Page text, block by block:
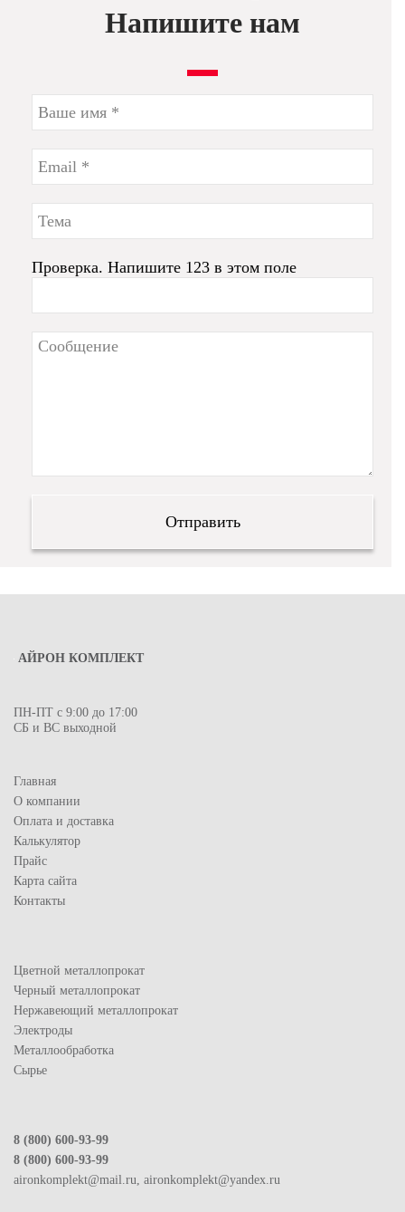
Напишите нам
Проверка. Напишите 123 в этом поле
АЙРОН КОМПЛЕКТ
ПН-ПТ с 9:00 до 17:00
СБ и ВС выходной
Главная
О компании
Оплата и доставка
Калькулятор
Прайс
Карта сайта
Контакты
Цветной металлопрокат
Черный металлопрокат
Нержавеющий металлопрокат
Электроды
Металлообработка
Сырье
8 (800) 600-93-99
8 (800) 600-93-99
aironkomplekt@mail.ru, aironkomplekt@yandex.ru